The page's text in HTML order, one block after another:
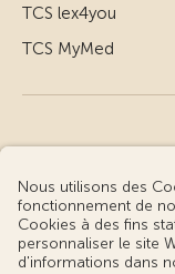
TCS lex4you
TCS MyMed